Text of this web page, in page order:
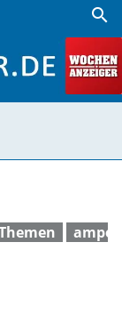
search
ampel